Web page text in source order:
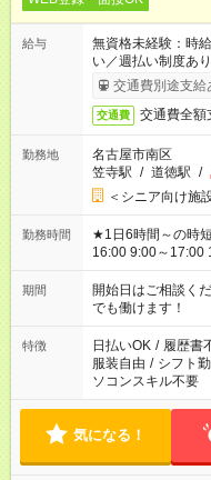
給与
無資格未経験：
い／週払い制度あ
完了次第のお支払
交通費別途支給
交通費 交通費全
勤務地
名古屋市南区
笠寺駅 / 道徳駅 /
＜シニア向け施
勤務時間
★1日6時間～の時短シフトOK ★スタート
16:00 9:00～17:00
場合、他のお仕事
ん ※法令に基づき
となります ※労働
短時間・短期間の
期間
開始日はご相談
でも働けます！
特徴 日払いOK / 履歴書
服装自由 / シフト
ソコンスキル不要
気になる！